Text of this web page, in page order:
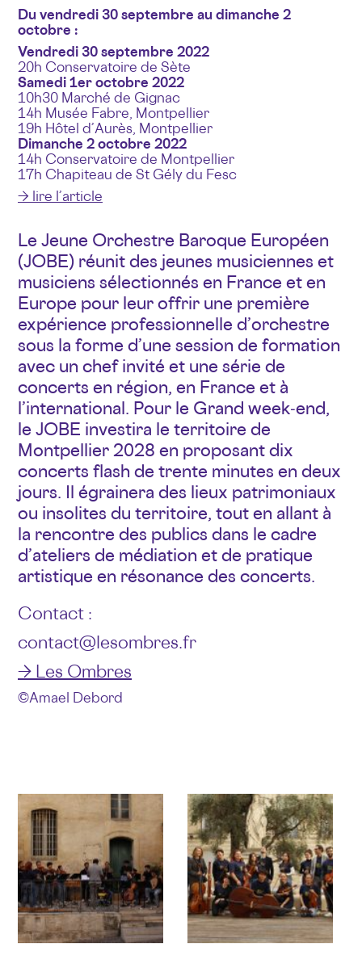
Du vendredi 30 septembre au dimanche 2
octobre :
Vendredi 30 septembre 2022
20h Conservatoire de Sète
Samedi 1er octobre 2022
10h30 Marché de Gignac
14h Musée Fabre, Montpellier
19h Hôtel d’Aurès, Montpellier
Dimanche 2 octobre 2022
14h Conservatoire de Montpellier
17h Chapiteau de St Gély du Fesc
→ lire l’article
Le Jeune Orchestre Baroque Européen
(JOBE) réunit des jeunes musiciennes et
musiciens sélectionnés en France et en
Europe pour leur offrir une première
expérience professionnelle d’orchestre
sous la forme d’une session de formation
avec un chef invité et une série de
concerts en région, en France et à
l’international. Pour le Grand week‐end,
le JOBE investira le territoire de
Montpellier 2028 en proposant dix
concerts flash de trente minutes en deux
jours. Il égrainera des lieux patrimoniaux
ou insolites du territoire, tout en allant à
la rencontre des publics dans le cadre
d’ateliers de médiation et de pratique
artistique en résonance des concerts.
Contact :
contact@lesombres.fr
→ Les Ombres
© Amael Debord